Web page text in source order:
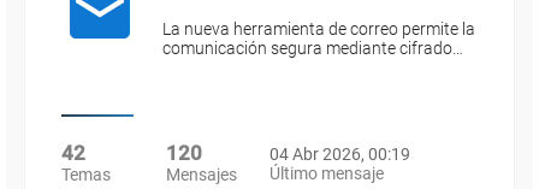
La nueva herramienta de correo permite la
comunicación segura mediante cifrado…
42
Temas
120
Mensajes
04 Abr 2026, 00:19
Último mensaje